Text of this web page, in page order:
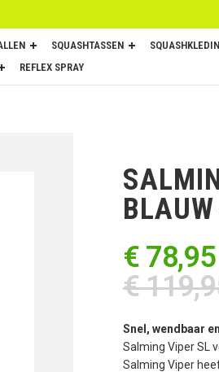
SQUASHTASSEN
REFLEX SPRAY
€ 78,95
€
Snel, wendbaar
Salming Viper SL
Salming Viper